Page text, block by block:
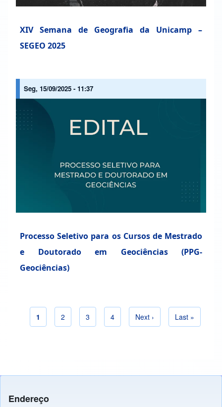
XIV Semana de Geografia da Unicamp –
SEGEO 2025
Seg, 15/09/2025 - 11:37
Processo Seletivo para os Cursos de Mestrado
e Doutorado em Geociências (PPG-
Geociências)
Paginação
Página atual
1 Página
2 Página
3 Página
4 Próxima página
Next › Última página
Last »
Endereço